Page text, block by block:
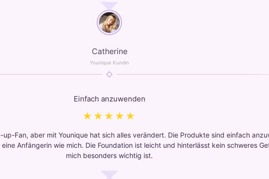
Catherine
Younique Kundin
Einfach anzuwenden
★★★★★
Fan, aber mit Younique hat sich alles verändert. Die Produkte sind einfach
Anfängerin wie mich. Die Foundation ist leicht und hinterlässt kein schweres
mich besonders wichtig ist.